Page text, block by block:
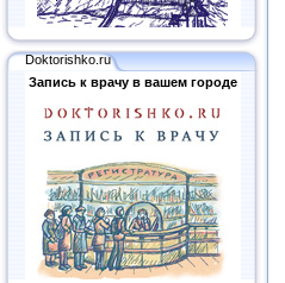
Doktorishko.ru
Запись к врачу в вашем городе